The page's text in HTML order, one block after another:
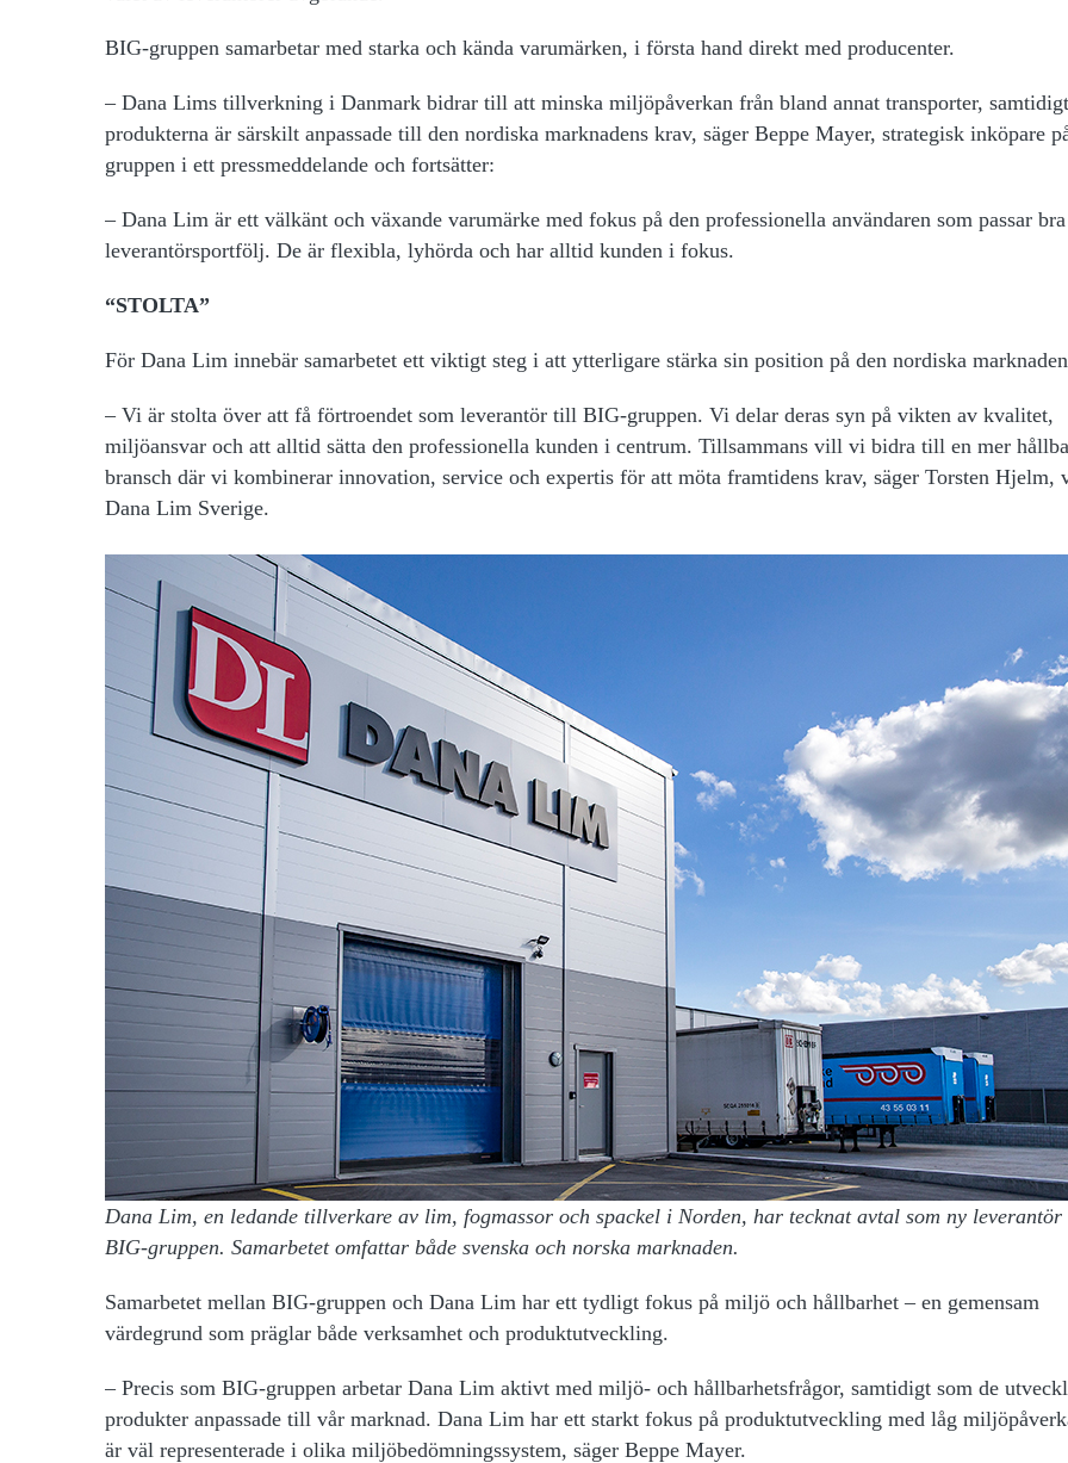
BIG-gruppen samarbetar med starka och kända varumärken, i första hand direkt med producenter.
– Dana Lims tillverkning i Danmark bidrar till att minska miljöpåverkan från bland annat transporter,
produkterna är särskilt anpassade till den nordiska marknadens krav, säger Beppe Mayer, strategisk inköpare
gruppen i ett pressmeddelande och fortsätter:
– Dana Lim är ett välkänt och växande varumärke med fokus på den professionella användaren som passar
leverantörsportfölj. De är flexibla, lyhörda och har alltid kunden i fokus.
“STOLTA”
För Dana Lim innebär samarbetet ett viktigt steg i att ytterligare stärka sin position på den nordiska
– Vi är stolta över att få förtroendet som leverantör till BIG-gruppen. Vi delar deras syn på vikten av kvalitet,
miljöansvar och att alltid sätta den professionella kunden i centrum. Tillsammans vill vi bidra till en mer
bransch där vi kombinerar innovation, service och expertis för att möta framtidens krav, säger Torsten Hjelm,
Dana Lim Sverige.
Dana Lim, en ledande tillverkare av lim, fogmassor och spackel i Norden, har tecknat avtal som ny
BIG-gruppen. Samarbetet omfattar både svenska och norska marknaden.
Samarbetet mellan BIG-gruppen och Dana Lim har ett tydligt fokus på miljö och hållbarhet – en gemensam
värdegrund som präglar både verksamhet och produktutveckling.
– Precis som BIG-gruppen arbetar Dana Lim aktivt med miljö- och hållbarhetsfrågor, samtidigt som de
produkter anpassade till vår marknad. Dana Lim har ett starkt fokus på produktutveckling med låg
är väl representerade i olika miljöbedömningssystem, säger Beppe Mayer.